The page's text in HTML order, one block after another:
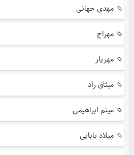
مهدی جهانی
مهراج
مهریار
میثاق راد
میثم ابراهیمی
میلاد بابایی